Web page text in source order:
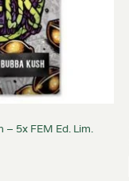
– 5x FEM Ed. Lim.